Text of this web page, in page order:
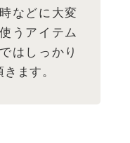
などに大変
うアイテム
はしっかり
ます。